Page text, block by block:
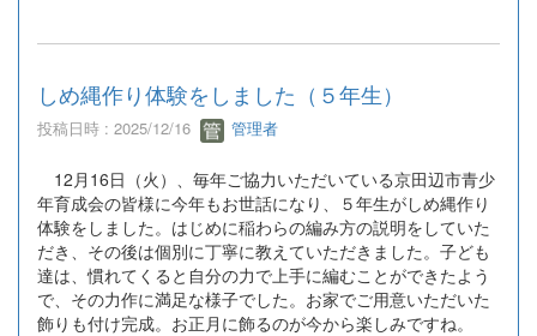
しめ縄作り体験をしました（５年生）
投稿日時 : 2025/12/16 管理者
12月16日（火）、毎年ご協力いただいている京田辺市青少
年育成会の皆様に今年もお世話になり、５年生がしめ縄作り
体験をしました。はじめに稲わらの編み方の説明をしていた
だき、その後は個別に丁寧に教えていただきました。子ども
達は、慣れてくると自分の力で上手に編むことができたよう
で、その力作に満足な様子でした。お家でご用意いただいた
飾りも付け完成。お正月に飾るのが今から楽しみですね。